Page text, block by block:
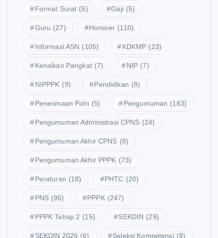
Format Surat (5) Gaji (5)
Guru (27) Honorer (110)
Informasi ASN (105) KDKMP (23)
Kenaikan Pangkat (7) NIP (7)
NIPPPK (9) Pendidikan (8)
Penerimaan Polri (5) Pengumuman (163)
Pengumuman Administrasi CPNS (24)
Pengumuman Akhir CPNS (8)
Pengumuman Akhir PPPK (73)
Peraturan (18) PHTC (20)
PNS (95) PPPK (247)
PPPK Tahap 2 (15) SEKDIN (29)
SEKDIN 2026 (6) Seleksi Kompetensi (8)